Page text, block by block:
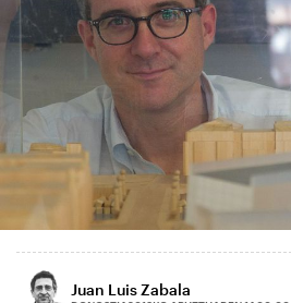
Juan Luis Zabala